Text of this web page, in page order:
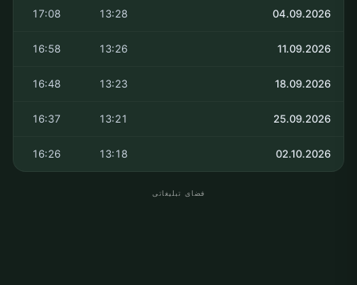
04.09.2026
13:28
17:08
11.09.2026
13:26
16:58
18.09.2026
13:23
16:48
25.09.2026
13:21
16:37
02.10.2026
13:18
16:26
فضای تبلیغاتی